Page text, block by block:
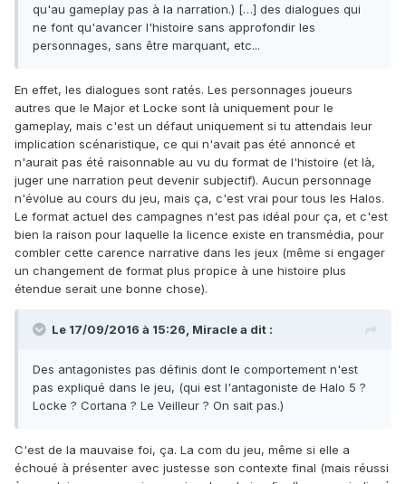
qu'au gameplay pas à la narration.) […] des dialogues qui
ne font qu'avancer l'histoire sans approfondir les
personnages, sans être marquant, etc...
En effet, les dialogues sont ratés. Les personnages joueurs
autres que le Major et Locke sont là uniquement pour le
gameplay, mais c'est un défaut uniquement si tu attendais leur
implication scénaristique, ce qui n'avait pas été annoncé et
n'aurait pas été raisonnable au vu du format de l'histoire (et là,
juger une narration peut devenir subjectif). Aucun personnage
n'évolue au cours du jeu, mais ça, c'est vrai pour tous les Halos.
Le format actuel des campagnes n'est pas idéal pour ça, et c'est
bien la raison pour laquelle la licence existe en transmédia, pour
combler cette carence narrative dans les jeux (même si engager
un changement de format plus propice à une histoire plus
étendue serait une bonne chose).
Le 17/09/2016 à 15:26, Miraclea dit :
Des antagonistes pas définis dont le comportement n'est
pas expliqué dans le jeu, (qui est l'antagoniste de Halo 5 ?
Locke ? Cortana ? Le Veilleur ? On sait pas.)
C'est de la mauvaise foi, ça. La com du jeu, même si elle a
échoué à présenter avec justesse son contexte final (mais réussi